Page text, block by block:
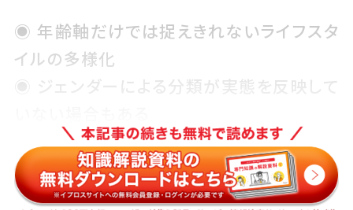
◉ 年齢軸だけでは捉えきれないライフスタ
イルの多様化
◉ ジェンダーによる分類が実態を反映して
◉ 同じ層内でも趣味嗜好やメディア接触時
間が大きく異なる
◉ 新たなメディアとの接触（動画配信サー